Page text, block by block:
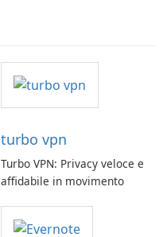
turbo vpn
Turbo VPN: Privacy veloce e
affidabile in movimento